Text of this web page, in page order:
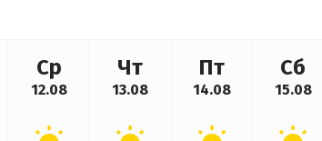
Ср
12.08
Чт
13.08
Пт
14.08
Сб
15.08